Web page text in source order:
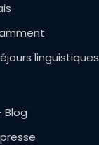
linguistiques
Blog